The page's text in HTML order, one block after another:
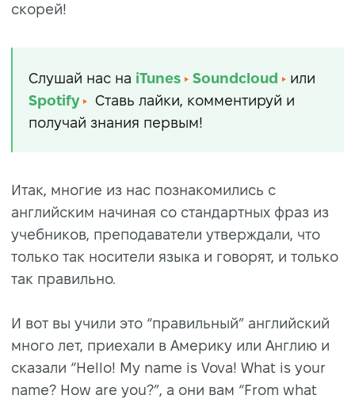
скорей!
Слушай нас на iTunes Soundcloud
или
Spotify
Ставь лайки, комментируй и
получай знания первым!
Итак, многие из нас познакомились с
английским начиная со стандартных фраз из
учебников, преподаватели утверждали, что
только так носители языка и говорят, и только
так правильно.
И вот вы учили это “правильный” английский
много лет, приехали в Америку или Англию и
сказали “Hello! My name is Vova! What is your
name? How are you?”, а они вам “From what